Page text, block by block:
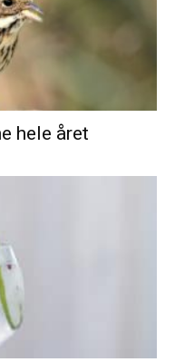
hele året